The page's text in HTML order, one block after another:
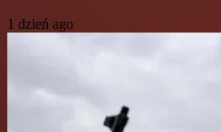
1 dzień ago